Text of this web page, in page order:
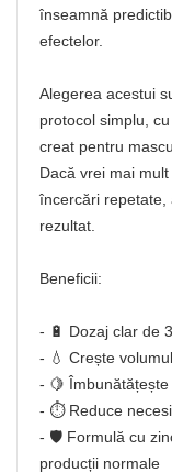
înseamnă
efectelor.
Alegerea acestui
protocol simplu,
creat pentru
Dacă vrei mai
încercări repetate,
rezultat.
Beneficii:
- 🔋 Dozaj clar de
- 💧 Crește
- 🍋
- ⏱️ Reduce
- 🛡️ Formulă cu
producții normale